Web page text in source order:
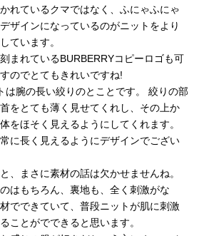
れているクマではなく、ふにゃふにゃ
ザインになっているのがニットをより
ています。
まれているBURBERRYコピーロゴも可
のでとてもきれいですね!
は腕の長い絞りのとことです。 絞りの部
をとても薄く見せてくれし、その上か
をほそく見えるようにしてくれます。
に長く見えるようにデザインでござい
、まさに素材の話は欠かせませんね。
はもちろん、裏地も、全く刺激がな
でできていて、普段ニットが肌に刺激
ことがでできると思います。